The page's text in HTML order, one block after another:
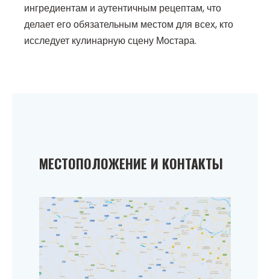
ингредиентам и аутентичным рецептам, что
делает его обязательным местом для всех, кто
исследует кулинарную сцену Мостара.
МЕСТОПОЛОЖЕНИЕ И КОНТАКТЫ